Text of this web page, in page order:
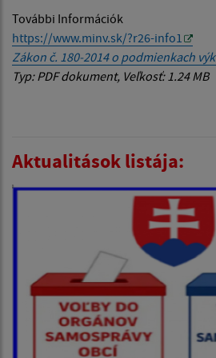
További Információk
https://www.minv.sk/?r26-info1
Zákon č. 180-2014 o podmienkach
Typ: PDF dokument, Veľkosť: 1.24 MB
Aktualitások listája: